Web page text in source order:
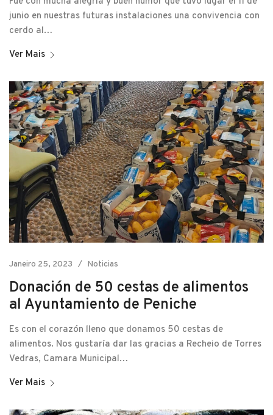
junio en nuestras futuras instalaciones una convivencia con
cerdo al…
Ver Mais
Janeiro 25, 2023 Noticias
Donación de 50 cestas de alimentos
al Ayuntamiento de Peniche
Es con el corazón lleno que donamos 50 cestas de
alimentos. Nos gustaría dar las gracias a Recheio de Torres
Vedras, Camara Municipal…
Ver Mais